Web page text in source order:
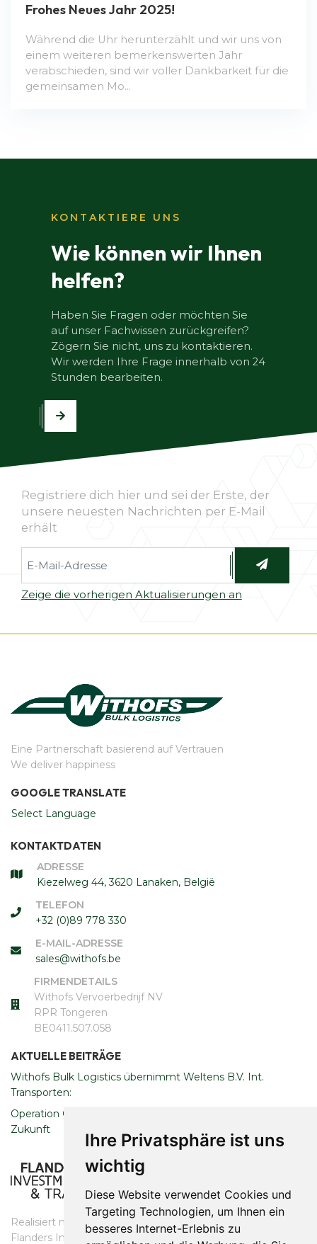
Ihre Privatsphäre ist uns
wichtig
Diese Website verwendet Cookies und
Targeting Technologien, um Ihnen ein
besseres Internet-Erlebnis zu
Frohes Neues Jahr 2025!
Während die Uhr herunterzählt und wir uns von
einem weiteren bemerkenswerten Jahr
verabschieden, sind wir voller Dankbarkeit für die
gemeinsamen Mo...
KONTAKTIERE UNS
Wie können wir Ihnen
helfen?
Haben Sie Fragen oder möchten Sie
auf unser Fachwissen zurückgreifen?
Zögern Sie nicht, uns zu kontaktieren.
Wir werden Ihre Frage innerhalb von 24
Stunden bearbeiten.
Registriere dich hier und sei der Erste, der
unsere neuesten Nachrichten per E-Mail
erhält
Zeige die vorherigen Aktualisierungen an
Eine Partnerschaft basierend auf Vertrauen
We deliver happiness
GOOGLE TRANSLATE
Select Language
KONTAKTDATEN
ADRESSE
Kiezelweg 44, 3620 Lanaken, België
TELEFON
+32 (0)89 778 330
E-MAIL-ADRESSE
sales@withofs.be
FIRMENDETAILS
Withofs Vervoerbedrijf NV
RPR Tongeren
​​​​​​​BE0411.507.058
AKTUELLE BEITRÄGE
Withofs Bulk Logistics übernimmt Weltens B.V. Int.
Transporten:
Operation Clean Sweep: Engagement für eine nachhaltige
Zukunft
Realisiert mit Unterstützung des
​​​​​​​Flanders Investment & Trade